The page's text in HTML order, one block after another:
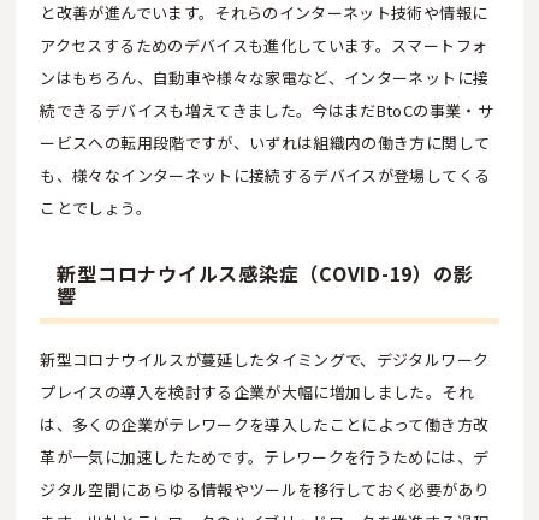
と改善が進んでいます。それらのインターネット技術や情報に
アクセスするためのデバイスも進化しています。スマートフォ
ンはもちろん、自動車や様々な家電など、インターネットに接
続できるデバイスも増えてきました。今はまだBtoCの事業・サ
ービスへの転用段階ですが、いずれは組織内の働き方に関して
も、様々なインターネットに接続するデバイスが登場してくる
ことでしょう。
新型コロナウイルス感染症（COVID-19）の影
響
新型コロナウイルスが蔓延したタイミングで、デジタルワーク
プレイスの導入を検討する企業が大幅に増加しました。それ
は、多くの企業がテレワークを導入したことによって働き方改
革が一気に加速したためです。テレワークを行うためには、デ
ジタル空間にあらゆる情報やツールを移行しておく必要があり